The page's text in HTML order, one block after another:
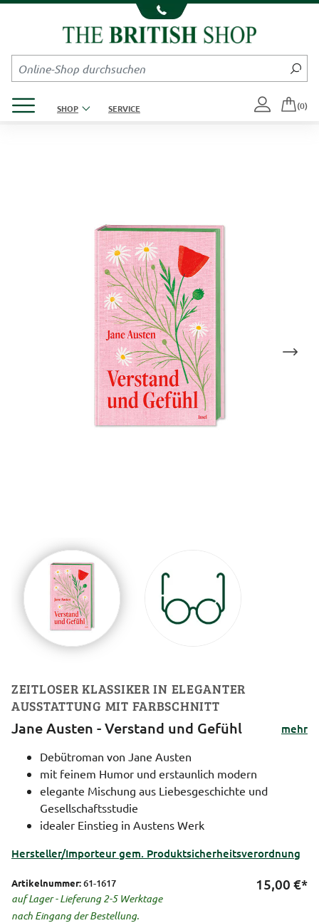
Kompletten Head der Seite überspringen
SHOP SERVICE (0)
ZEITLOSER KLASSIKER IN ELEGANTER
AUSSTATTUNG MIT FARBSCHNITT
Jane Austen - Verstand und Gefühl
mehr
Debütroman von Jane Austen
mit feinem Humor und erstaunlich modern
elegante Mischung aus Liebesgeschichte und
Gesellschaftsstudie
idealer Einstieg in Austens Werk
Hersteller/Importeur gem. Produktsicherheitsverordnung
Artikelnummer:61-1617
auf Lager - Lieferung 2-5 Werktage
nach Eingang der Bestellung.
15,00 €*